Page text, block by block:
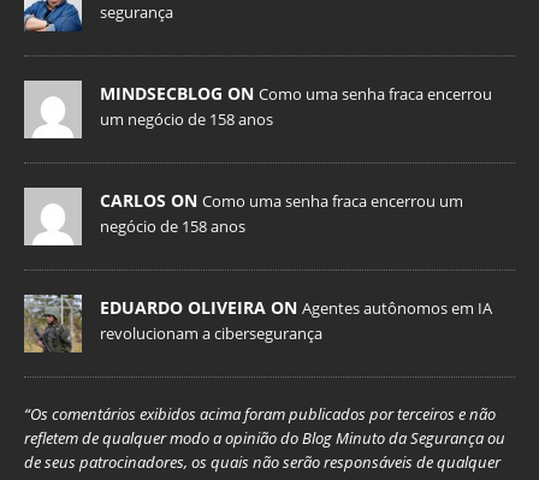
segurança
MINDSECBLOG ON Como uma senha fraca encerrou
um negócio de 158 anos
CARLOS ON Como uma senha fraca encerrou um
negócio de 158 anos
EDUARDO OLIVEIRA ON Agentes autônomos em IA
revolucionam a cibersegurança
“Os comentários exibidos acima foram publicados por terceiros e não
refletem de qualquer modo a opinião do Blog Minuto da Segurança ou
de seus patrocinadores, os quais não serão responsáveis de qualquer